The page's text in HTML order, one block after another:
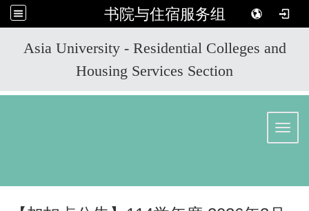
书院与住宿服务组
Asia University - Residential Colleges and
Housing Services Section